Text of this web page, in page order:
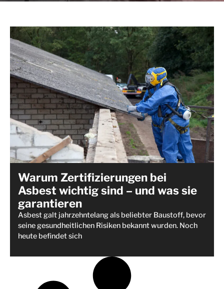
Warum Zertifizierungen bei
Asbest wichtig sind – und was sie
garantieren
Asbest galt jahrzehntelang als beliebter Baustoff, bevor
seine gesundheitlichen Risiken bekannt wurden. Noch
heute befindet sich